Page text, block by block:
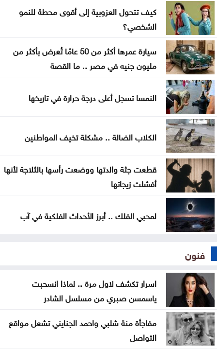
تواصل فعاليات مهرجان صيف الأردن الجمعة
كيف تتحول العزوبية إلى أقوى محطة للنمو
الشخصي؟
سيارة عمرها أكثر من 50 عامًا تُعرض بأكثر من
مليون جنيه في مصر .. ما القصة
النمسا تسجل أعلى درجة حرارة في تاريخها
الكلاب الضالة .. مشكلة تخيف المواطنين
قطعت جثة والدتها ووضعت رأسها بالثلاجة لأنها
أفشلت زيجاتها
لمحبي الفلك .. أبرز الأحداث الفلكية في آب
فنون
اسرار تكشف لاول مرة .. لماذا انسحبت
ياسمسن صبري من مسلسل الشادر
مفاجأة منة شلبي واحمد الجنايني تشعل مواقع
التواصل